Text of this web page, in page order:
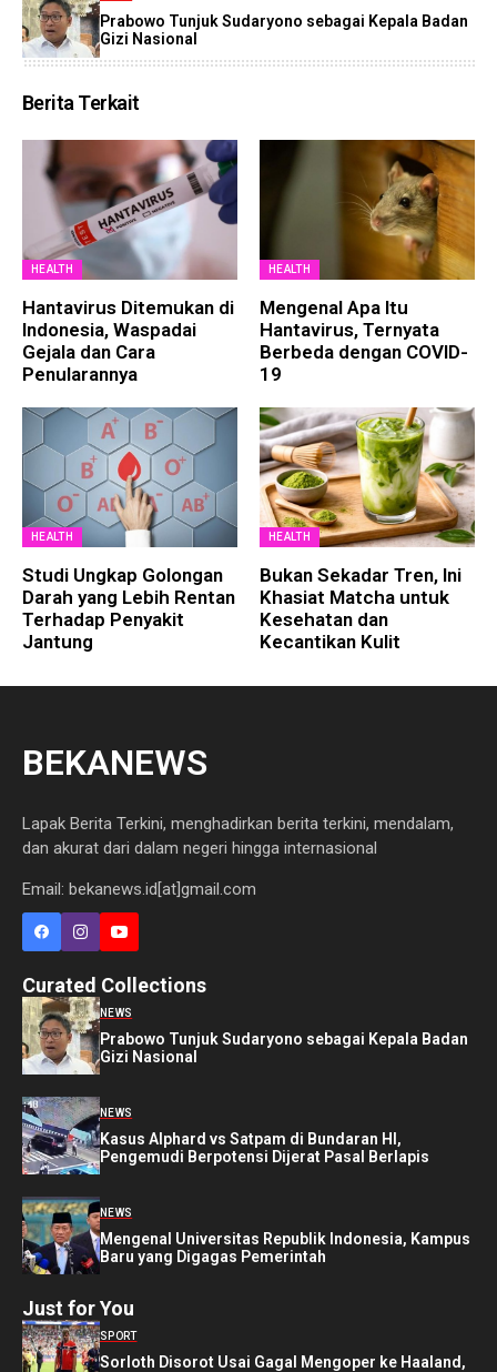
Prabowo Tunjuk Sudaryono sebagai Kepala Badan
Gizi Nasional
Berita Terkait
HEALTH
Hantavirus Ditemukan di
Indonesia, Waspadai
Gejala dan Cara
Penularannya
HEALTH
Mengenal Apa Itu
Hantavirus, Ternyata
Berbeda dengan COVID-
19
HEALTH
Studi Ungkap Golongan
Darah yang Lebih Rentan
Terhadap Penyakit
Jantung
HEALTH
Bukan Sekadar Tren, Ini
Khasiat Matcha untuk
Kesehatan dan
Kecantikan Kulit
BEKANEWS
Lapak Berita Terkini, menghadirkan berita terkini, mendalam,
dan akurat dari dalam negeri hingga internasional
Email: bekanews.id[at]gmail.com
Curated Collections
NEWS
Prabowo Tunjuk Sudaryono sebagai Kepala Badan
Gizi Nasional
NEWS
Kasus Alphard vs Satpam di Bundaran HI,
Pengemudi Berpotensi Dijerat Pasal Berlapis
NEWS
Mengenal Universitas Republik Indonesia, Kampus
Baru yang Digagas Pemerintah
Just for You
SPORT
Sorloth Disorot Usai Gagal Mengoper ke Haaland,